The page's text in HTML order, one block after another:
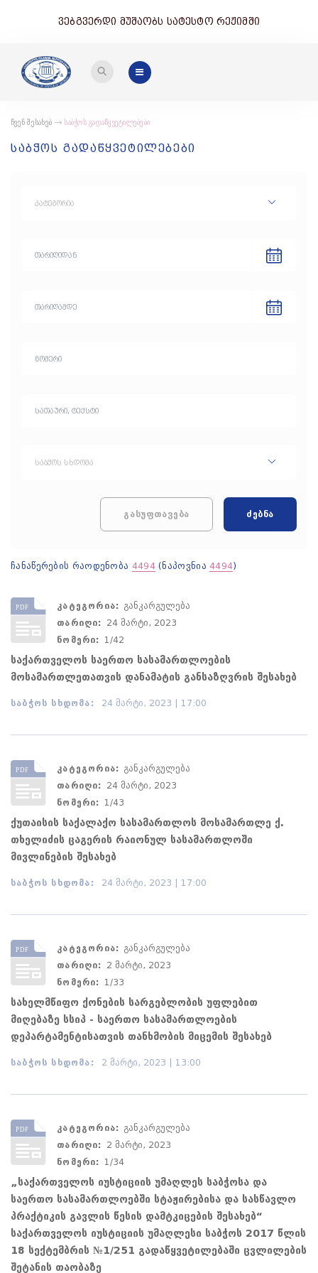
ვებგვერდი მუშაობს სატესტო რეჟიმში
ჩვენ შესახებ საბჭოს გადაწყვეტილებები
საბჭოს გადაწყვეტილებები
კატეგორია
საბჭოს სხდომა
გასუფთავება ძებნა
ჩანაწერების რაოდენობა 4494(ნაპოვნია 4494)
კატეგორია: განკარგულება
თარიღი: 24 მარტი, 2023
ნომერი: 1/42
საქართველოს საერთო სასამართლოების
მოსამართლეთათვის დანამატის განსაზღვრის შესახებ
საბჭოს სხდომა: 24 მარტი, 2023 | 17:00
კატეგორია: განკარგულება
თარიღი: 24 მარტი, 2023
ნომერი: 1/43
ქუთაისის საქალაქო სასამართლოს მოსამართლე ქ.
თხელიძის ცაგერის რაიონულ სასამართლოში
მივლინების შესახებ
საბჭოს სხდომა: 24 მარტი, 2023 | 17:00
კატეგორია: განკარგულება
თარიღი: 2 მარტი, 2023
ნომერი: 1/33
სახელმწიფო ქონების სარგებლობის უფლებით
მიღებაზე სსიპ - საერთო სასამართლოების
დეპარტამენტისათვის თანხმობის მიცემის შესახებ
საბჭოს სხდომა: 2 მარტი, 2023 | 13:00
კატეგორია: განკარგულება
თარიღი: 2 მარტი, 2023
ნომერი: 1/34
„საქართველოს იუსტიციის უმაღლეს საბჭოსა და
საერთო სასამართლოებში სტაჟირებისა და სასწავლო
პრაქტიკის გავლის წესის დამტკიცების შესახებ“
საქართველოს იუსტიციის უმაღლესი საბჭოს 2017 წლის
18 სექტემბრის №1/251 გადაწყვეტილებაში ცვლილების
შეტანის თაობაზე